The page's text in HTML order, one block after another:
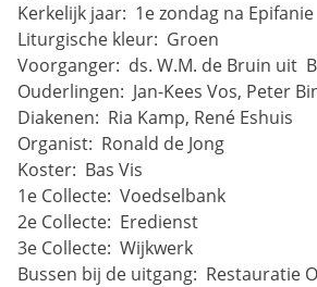
Kerkelijk jaar: 1e zondag na Epifanie
Liturgische kleur: Groen
Voorganger: ds. W.M. de Bruin uit
Ouderlingen: Jan-Kees Vos, Peter
Diakenen: Ria Kamp, René Eshuis
Organist: Ronald de Jong
Koster: Bas Vis
1e Collecte: Voedselbank
2e Collecte: Eredienst
3e Collecte: Wijkwerk
Bussen bij de uitgang: Restauratie